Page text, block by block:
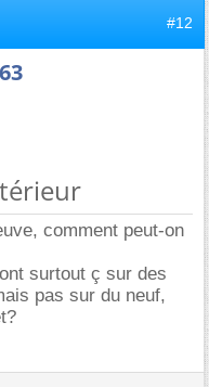
#12
comment peut-on
surtout ç sur des
pas sur du neuf,